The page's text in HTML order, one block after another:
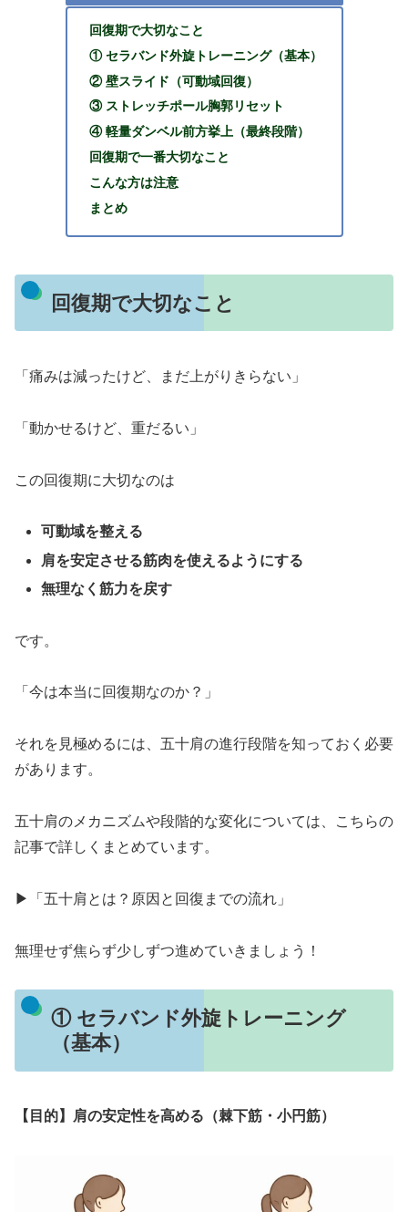
回復期で大切なこと
① セラバンド外旋トレーニング（基本）
② 壁スライド（可動域回復）
③ ストレッチポール胸郭リセット
④ 軽量ダンベル前方挙上（最終段階）
回復期で一番大切なこと
こんな方は注意
まとめ
回復期で大切なこと
「痛みは減ったけど、まだ上がりきらない」
「動かせるけど、重だるい」
この回復期に大切なのは
可動域を整える
肩を安定させる筋肉を使えるようにする
無理なく筋力を戻す
です。
「今は本当に回復期なのか？」
それを見極めるには、五十肩の進行段階を知っておく必要
があります。
五十肩のメカニズムや段階的な変化については、こちらの
記事で詳しくまとめています。
▶︎「五十肩とは？原因と回復までの流れ」
無理せず焦らず少しずつ進めていきましょう！
① セラバンド外旋トレーニング
（基本）
【目的】肩の安定性を高める（棘下筋・小円筋）